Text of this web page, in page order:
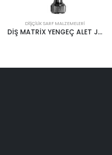
DİŞ MATRİX YENGEÇ ALET JENSEN JDF 325
DIŞÇILIK SARF MALZEMELERI